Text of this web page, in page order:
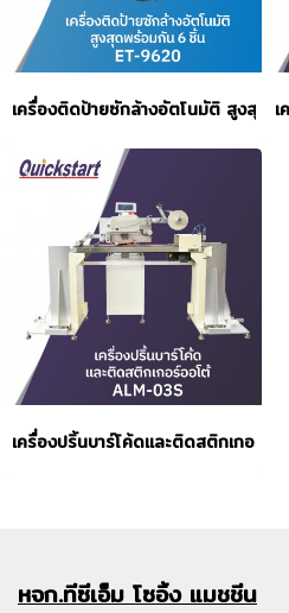
เครื่องติดป้ายซักล้างอัตโนมัติ สูงสุด
เครื่องปริ้นบาร์โค้ดและติดสติกเกอร์อ
หจก.ทีซีเอ็มโซอิ้ง แมชชีน